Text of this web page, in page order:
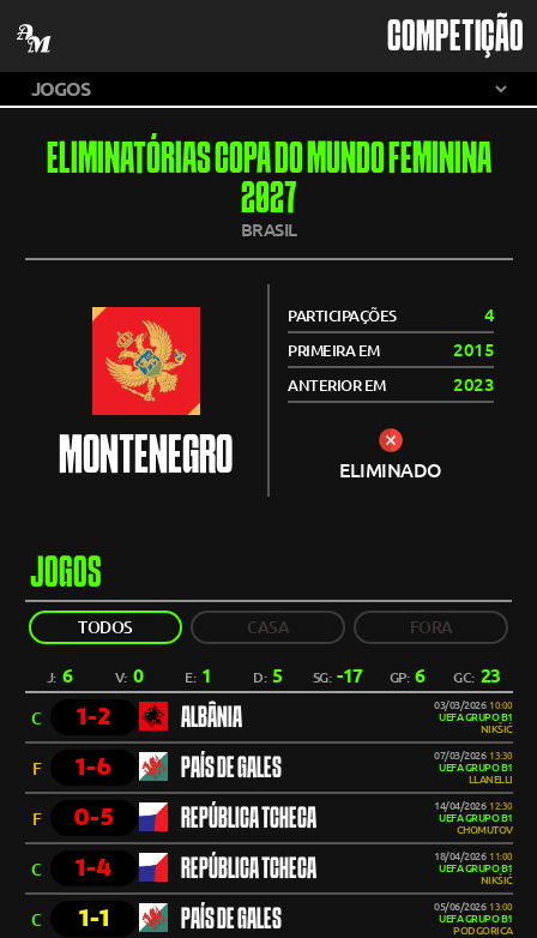
COMPETIÇÃO
ELIMINATÓRIAS COPA DO MUNDO FEMININA
2027
BRASIL
MONTENEGRO
PARTICIPAÇÕES 4
PRIMEIRA EM 2015
ANTERIOR EM 2023
ELIMINADO
JOGOS
TODOS CASA FORA
J: 6 V: 0 E: 1 D:5 SG: -17 GP: 6 GC: 23
C 1-2 ALBÂNIA 03/03/2026 10:00
UEFA GRUPO B1
NIKŠIĆ
F 1-6 PAÍS DE GALES 07/03/2026 13:30
UEFA GRUPO B1
LLANELLI
F 0-5 REPÚBLICA TCHECA 14/04/2026 12:30
UEFA GRUPO B1
CHOMUTOV
C 1-4 REPÚBLICA TCHECA 18/04/2026 11:00
UEFA GRUPO B1
NIKŠIĆ
C 1-1 PAÍS DE GALES 05/06/2026 13:00
UEFA GRUPO B1
PODGORICA